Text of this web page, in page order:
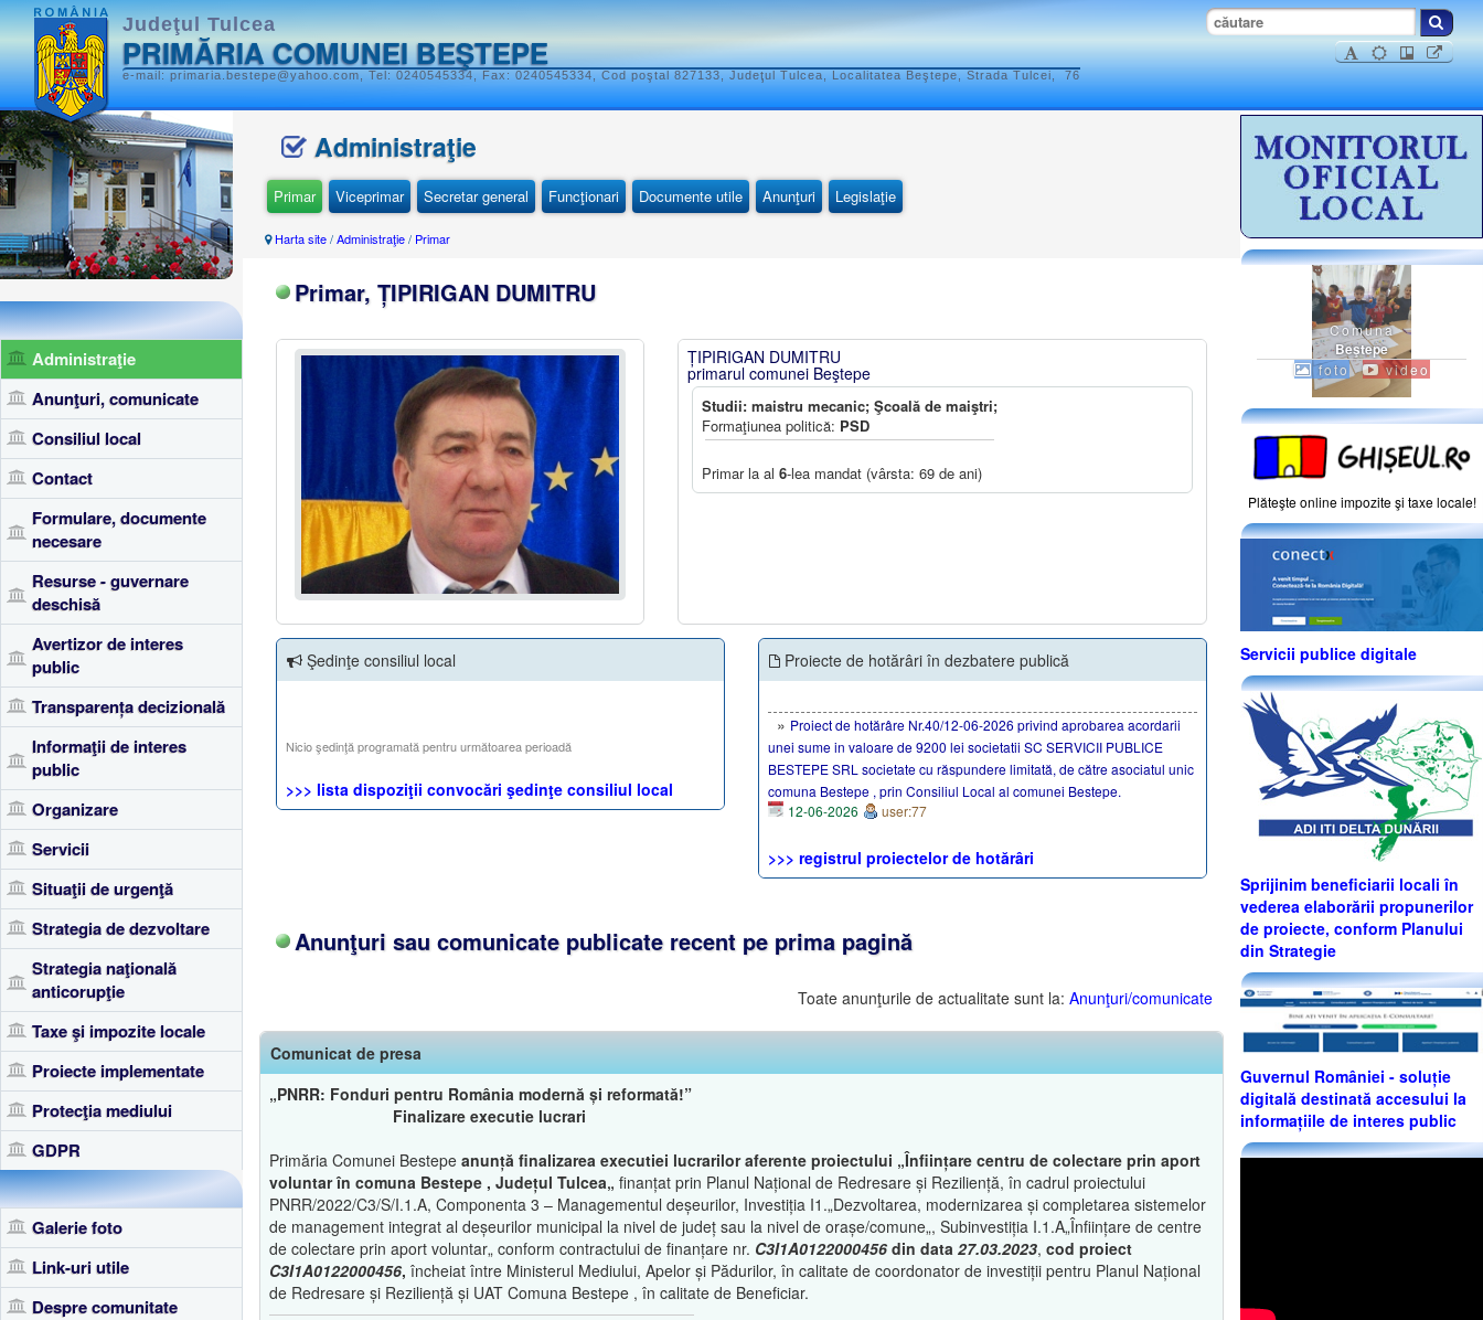
Judeţul Tulcea
PRIMĂRIA COMUNEI BEŞTEPE
e-mail: primaria.bestepe@yahoo.com, Tel: 0240545334, Fax: 0240545334, Cod poştal 827133, Judeţul Tulcea, Localitatea Beştepe, Strada Tulcei, 76
Administraţie
Anunţuri, comunicate
Consiliul local
Contact
Formulare, documente
necesare
Resurse - guvernare
deschisă
Avertizor de interes
public
Transparența decizională
Informaţii de interes
public
Organizare
Servicii
Situaţii de urgenţă
Strategia de dezvoltare
Strategia naţională
anticorupţie
Taxe şi impozite locale
Proiecte implementate
Protecţia mediului
GDPR
Galerie foto
Link-uri utile
Despre comunitate
Administraţie
Primar Viceprimar Secretar general Funcţionari Documente utile Anunţuri Legislaţie
Harta site/Administraţie/ Primar
Primar, ȚIPIRIGAN DUMITRU
ȚIPIRIGAN DUMITRU
primarul comunei Beştepe
Studii: maistru mecanic; Şcoală de maiştri;
Formaţiunea politică: PSD
Primar la al6-lea mandat (vârsta: 69 de ani)
Şedinţe consiliul local
Nicio şedinţă programată pentru următoarea perioadă
>>> lista dispoziţii convocări şedinţe consiliul local
Proiecte de hotărâri în dezbatere publică
» Proiect de hotărâre Nr.40/12-06-2026 privind aprobarea acordarii
unei sume in valoare de 9200 lei societatii SC SERVICII PUBLICE
BESTEPE SRL societate cu răspundere limitată, de către asociatul unic
comuna Bestepe , prin Consiliul Local al comunei Bestepe.
12-06-2026
user:77
>>> registrul proiectelor de hotărâri
Anunţuri sau comunicate publicate recent pe prima pagină
Toate anunţurile de actualitate sunt la: Anunţuri/comunicate
Comunicat de presa
„PNRR: Fonduri pentru România modernă și reformată!”
Finalizare executie lucrari
Primăria Comunei Bestepe anunță finalizarea executiei lucrarilor aferente proiectului „Înființare centru de colectare prin aport
voluntar în comuna Bestepe , Județul Tulcea„ finanțat prin Planul Național de Redresare și Reziliență, în cadrul proiectului
PNRR/2022/C3/S/I.1.A, Componenta 3 – Managementul deșeurilor, Investiția I1.„Dezvoltarea, modernizarea și completarea sistemelor
de management integrat al deșeurilor municipal la nivel de județ sau la nivel de orașe/comune„, Subinvestiția I.1.A„Înființare de centre
de colectare prin aport voluntar„ conform contractului de finanțare nr. C3I1A0122000456 din data 27.03.2023, cod proiect
C3I1A0122000456, încheiat între Ministerul Mediului, Apelor și Pădurilor, în calitate de coordonator de investiții pentru Planul Național
de Redresare și Reziliență și UAT Comuna Bestepe , în calitate de Beneficiar.
Comuna
Beştepe
foto video
Plăteşte online impozite şi taxe locale!
Servicii publice digitale
Sprijinim beneficiarii locali în
vederea elaborării propunerilor
de proiecte, conform Planului
din Strategie
Guvernul României - soluție
digitală destinată accesului la
informațiile de interes public